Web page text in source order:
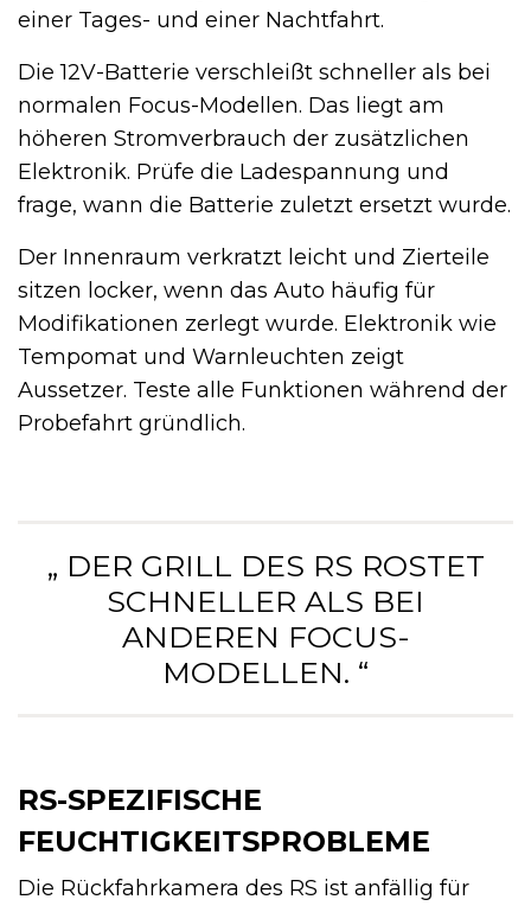
einer Tages- und einer Nachtfahrt.
Die 12V-Batterie verschleißt schneller als bei
normalen Focus-Modellen. Das liegt am
höheren Stromverbrauch der zusätzlichen
Elektronik. Prüfe die Ladespannung und
frage, wann die Batterie zuletzt ersetzt wurde.
Der Innenraum verkratzt leicht und Zierteile
sitzen locker, wenn das Auto häufig für
Modifikationen zerlegt wurde. Elektronik wie
Tempomat und Warnleuchten zeigt
Aussetzer. Teste alle Funktionen während der
Probefahrt gründlich.
„ DER GRILL DES RS ROSTET
SCHNELLER ALS BEI
ANDEREN FOCUS-
MODELLEN. “
RS-SPEZIFISCHE
FEUCHTIGKEITSPROBLEME
Die Rückfahrkamera des RS ist anfällig für